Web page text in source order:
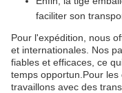
faciliter son
Pour l'expédition, nous
et internationales. Nos
fiables et efficaces, ce
temps opportun.Pour
travaillons avec des